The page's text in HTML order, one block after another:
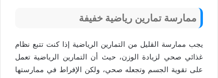
ممارسة تمارين رياضية خفيفة
يجب ممارسة القليل من التمارين الرياضية إذا كنت تتبع نظام
غذائي صحي لزيادة الوزن، حيث أن التمارين الرياضية تعمل
على تقوية الجسم وتجعله صحي، ولكن الإفراط في ممارستها